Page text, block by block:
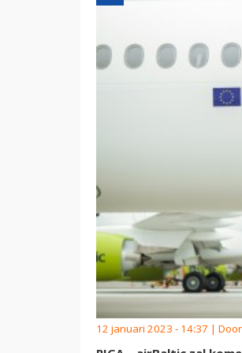
12 januari 2023 - 14:37 |